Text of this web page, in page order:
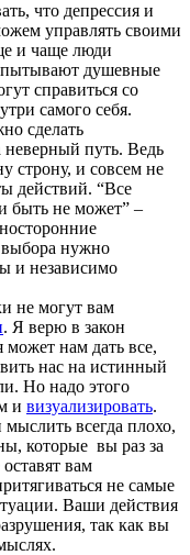
что депрессия и
управлять своими
и чаще люди
душевные
справиться со
самого себя.
сделать
путь. Ведь
строну, и совсем не
действий. “Все
быть не может” –
выбора нужно
и независимо
не могут вам
. Я верю в закон
нам дать все,
нас на истинный
Но надо этого
и визуализировать.
всегда плохо,
которые вы раз за
вам
не самые
Ваши действия
так как вы